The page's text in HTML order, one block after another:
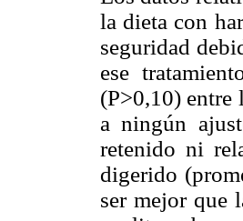
la dieta con
seguridad
ese
(P>0,10) entre
a ningún
retenido ni
digerido
ser mejor que